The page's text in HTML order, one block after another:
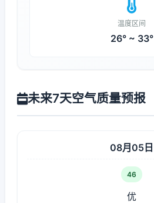
温度区间
26° ~ 33°
未来7天空气质量预报
08月05日
46
优